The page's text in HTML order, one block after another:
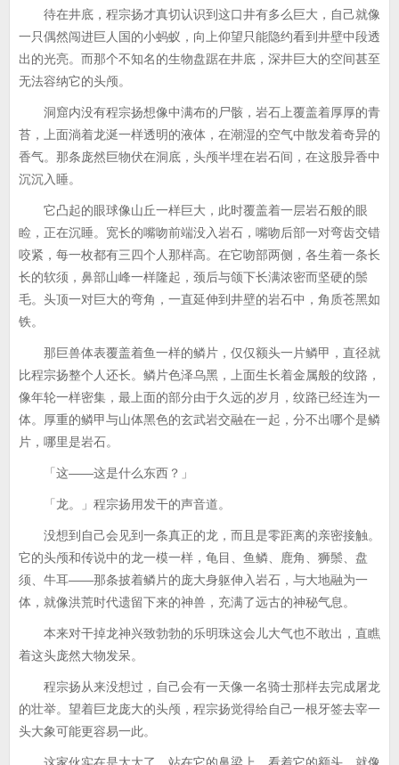
待在井底，程宗扬才真切认识到这口井有多么巨大，自己就像
一只偶然闯进巨人国的小蚂蚁，向上仰望只能隐约看到井壁中段透
出的光亮。而那个不知名的生物盘踞在井底，深井巨大的空间甚至
无法容纳它的头颅。
洞窟内没有程宗扬想像中满布的尸骸，岩石上覆盖着厚厚的青
苔，上面淌着龙涎一样透明的液体，在潮湿的空气中散发着奇异的
香气。那条庞然巨物伏在洞底，头颅半埋在岩石间，在这股异香中
沉沉入睡。
它凸起的眼球像山丘一样巨大，此时覆盖着一层岩石般的眼
睑，正在沉睡。宽长的嘴吻前端没入岩石，嘴吻后部一对弯齿交错
咬紧，每一枚都有三四个人那样高。在它吻部两侧，各生着一条长
长的软须，鼻部山峰一样隆起，颈后与颌下长满浓密而坚硬的鬃
毛。头顶一对巨大的弯角，一直延伸到井壁的岩石中，角质苍黑如
铁。
那巨兽体表覆盖着鱼一样的鳞片，仅仅额头一片鳞甲，直径就
比程宗扬整个人还长。鳞片色泽乌黑，上面生长着金属般的纹路，
像年轮一样密集，最上面的部分由于久远的岁月，纹路已经连为一
体。厚重的鳞甲与山体黑色的玄武岩交融在一起，分不出哪个是鳞
片，哪里是岩石。
「这——这是什么东西？」
「龙。」程宗扬用发干的声音道。
没想到自己会见到一条真正的龙，而且是零距离的亲密接触。
它的头颅和传说中的龙一模一样，龟目、鱼鳞、鹿角、狮鬃、盘
须、牛耳——那条披着鳞片的庞大身躯伸入岩石，与大地融为一
体，就像洪荒时代遗留下来的神兽，充满了远古的神秘气息。
本来对干掉龙神兴致勃勃的乐明珠这会儿大气也不敢出，直瞧
着这头庞然大物发呆。
程宗扬从来没想过，自己会有一天像一名骑士那样去完成屠龙
的壮举。望着巨龙庞大的头颅，程宗扬觉得给自己一根牙签去宰一
头大象可能更容易一此。